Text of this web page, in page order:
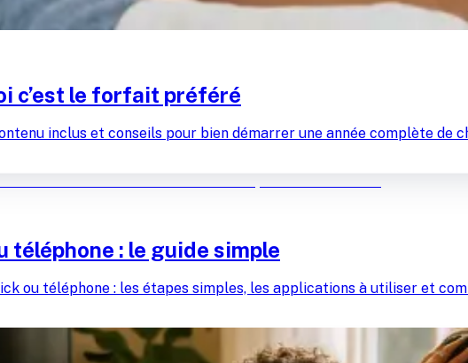
c’est le forfait préféré
inclus et conseils pour bien démarrer une année complète de
téléphone : le guide simple
ou téléphone : les étapes simples, les applications à utiliser et